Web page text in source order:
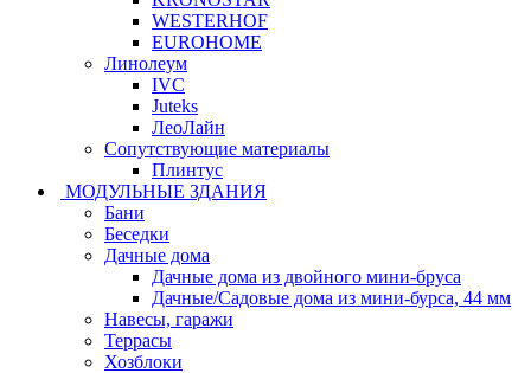
WESTERHOF
EUROHOME
Линолеум
IVC
Juteks
ЛеоЛайн
Сопутствующие материалы
Плинтус
МОДУЛЬНЫЕ ЗДАНИЯ
Бани
Беседки
Дачные дома
Дачные дома из двойного мини-бруса
Дачные/Садовые дома из мини-бурса, 44 мм
Навесы, гаражи
Террасы
Хозблоки